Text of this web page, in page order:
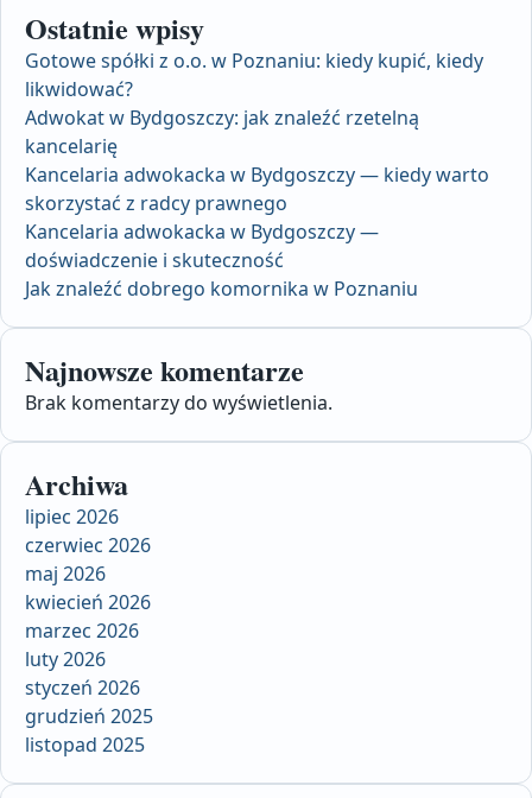
Ostatnie wpisy
Gotowe spółki z o.o. w Poznaniu: kiedy kupić, kiedy
likwidować?
Adwokat w Bydgoszczy: jak znaleźć rzetelną
kancelarię
Kancelaria adwokacka w Bydgoszczy — kiedy warto
skorzystać z radcy prawnego
Kancelaria adwokacka w Bydgoszczy —
doświadczenie i skuteczność
Jak znaleźć dobrego komornika w Poznaniu
Najnowsze komentarze
Brak komentarzy do wyświetlenia.
Archiwa
lipiec 2026
czerwiec 2026
maj 2026
kwiecień 2026
marzec 2026
luty 2026
styczeń 2026
grudzień 2025
listopad 2025